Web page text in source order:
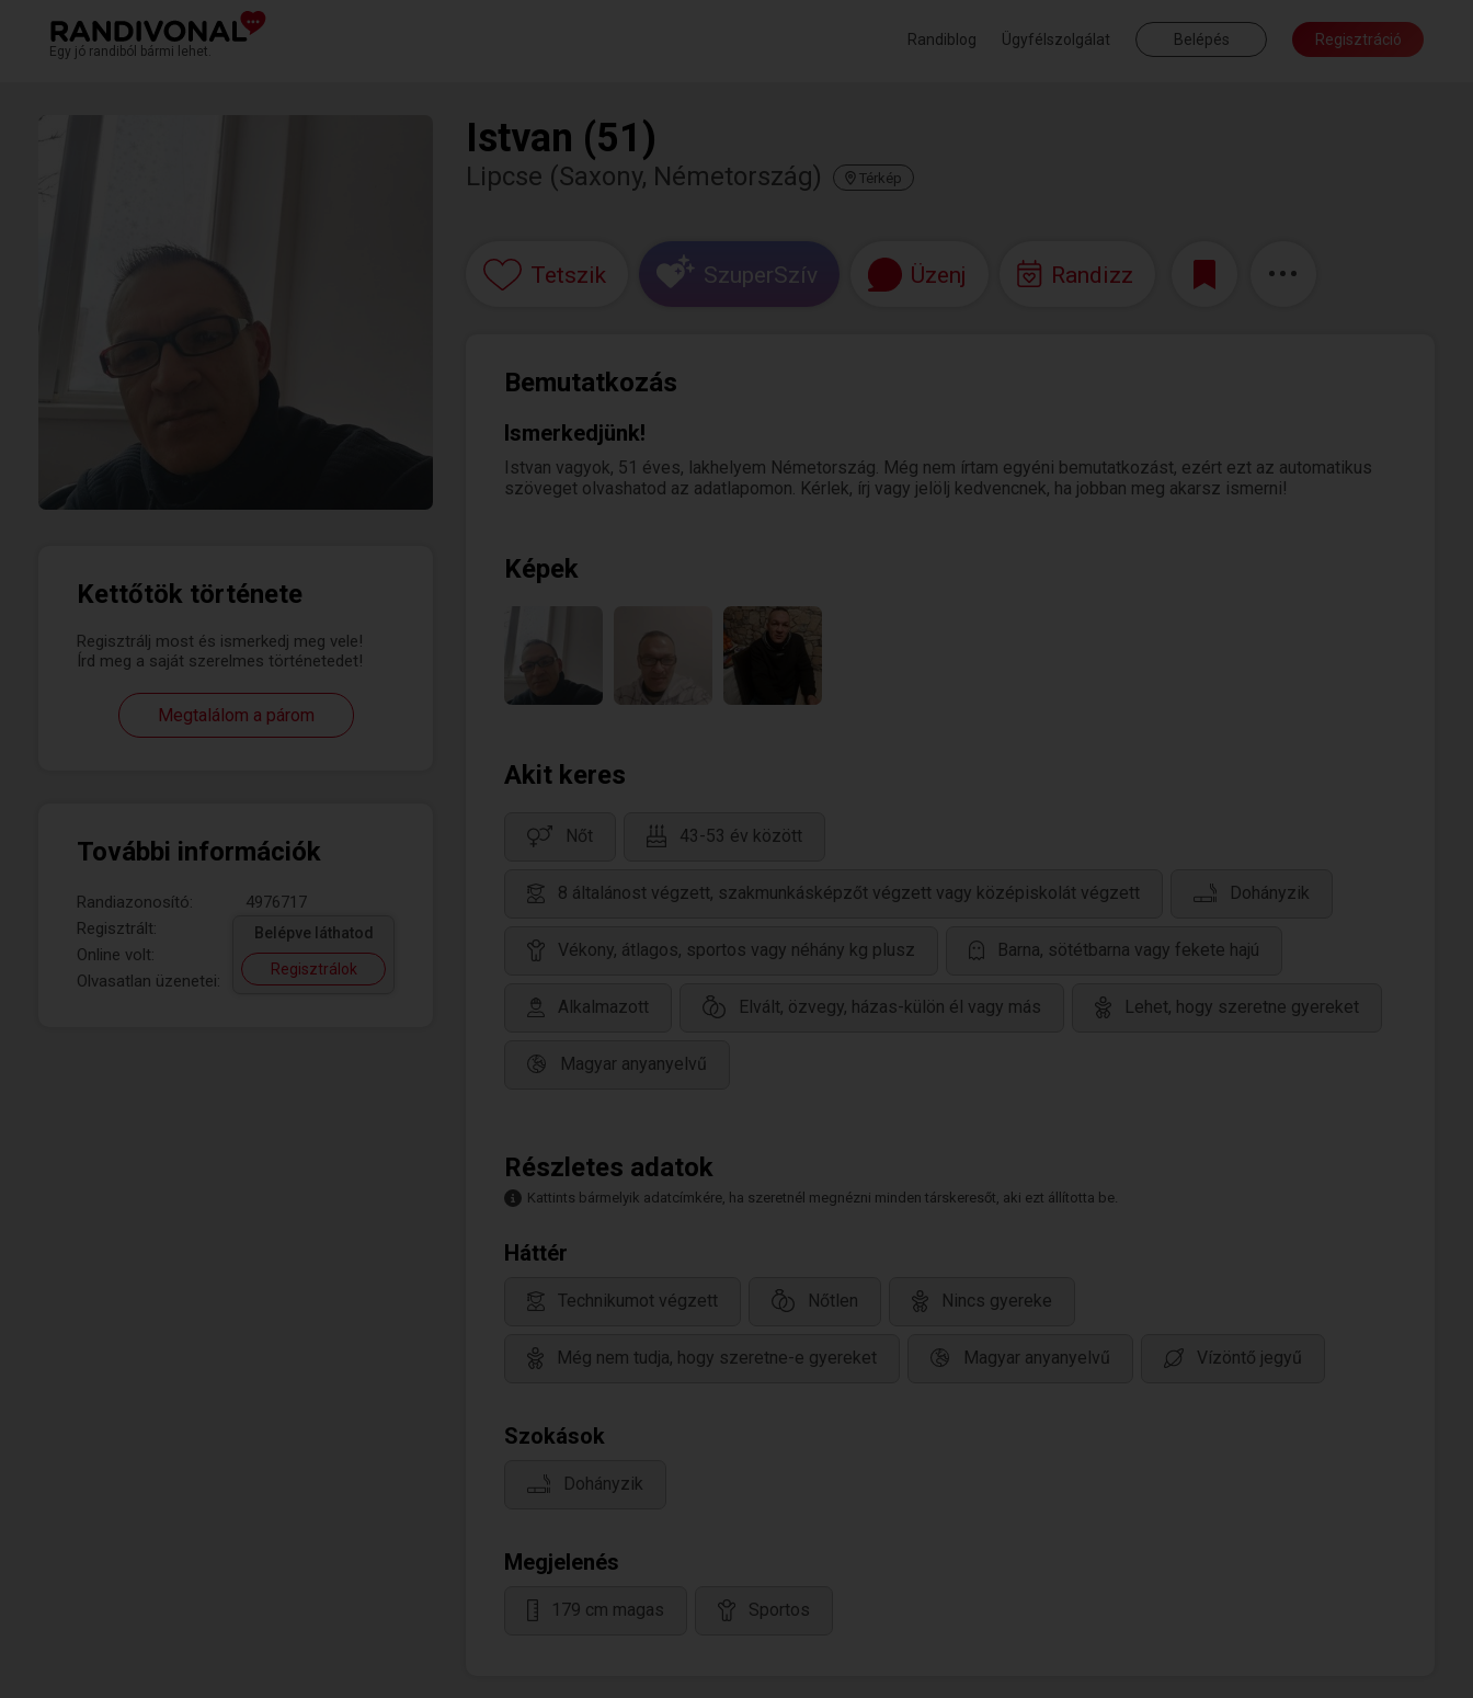
Egy jó randiból bármi lehet.
Randiblog Ügyfélszolgálat Belépés Regisztráció
Kettőtök története
Regisztrálj most és ismerkedj meg vele!
Írd meg a saját szerelmes történetedet!
Megtalálom a párom
További információk
Randiazonosító:
4976717
Regisztrált:
Online volt:
Olvasatlan üzenetei:
Belépve láthatod
Regisztrálok
Istvan (51)
Lipcse (Saxony, Németország) Térkép
Tetszik SzuperSzív Üzenj Randizz
Bemutatkozás
Ismerkedjünk!
Istvan vagyok, 51 éves, lakhelyem Németország. Még nem írtam egyéni bemutatkozást, ezért ezt az automatikus
szöveget olvashatod az adatlapomon. Kérlek, írj vagy jelölj kedvencnek, ha jobban meg akarsz ismerni!
Képek
Akit keres
Nőt 43-53 év között
8 általánost végzett, szakmunkásképzőt végzett vagy középiskolát végzett Dohányzik
Vékony, átlagos, sportos vagy néhány kg plusz Barna, sötétbarna vagy fekete hajú
Alkalmazott Elvált, özvegy, házas-külön él vagy más Lehet, hogy szeretne gyereket
Magyar anyanyelvű
Részletes adatok
Kattints bármelyik adatcímkére, ha szeretnél megnézni minden társkeresőt, aki ezt állította be.
Háttér
Technikumot végzett Nőtlen Nincs gyereke
Még nem tudja, hogy szeretne-e gyereket Magyar anyanyelvű Vízöntő jegyű
Szokások
Dohányzik
Megjelenés
179 cm magas Sportos